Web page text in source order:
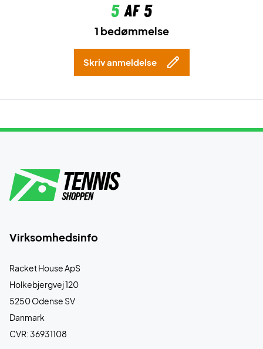
5af 5
1 bedømmelse
Skriv anmeldelse
Virksomhedsinfo
Racket House ApS
Holkebjergvej 120
5250 Odense SV
Danmark
CVR: 36931108